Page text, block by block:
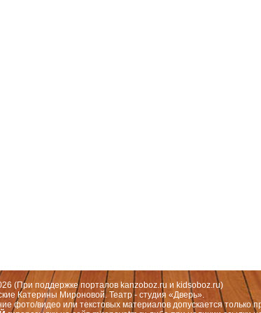
(При поддержке порталов kanzoboz.ru и kidsoboz.ru)
Катерины Мироновой. Театр - студия «Дверь».
фото/видео или текстовых материалов допускается только